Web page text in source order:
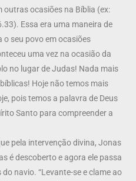
outras ocasiões na Bíblia (ex:
Essa era uma maneira de
o seu povo em ocasiões
uma vez na ocasião da
no lugar de Judas! Nada mais
Hoje não temos mais
pois temos a palavra de Deus
Santo para compreender a
pela intervenção divina, Jonas
é descoberto e agora ele passa
navio. “Levante-se e clame ao